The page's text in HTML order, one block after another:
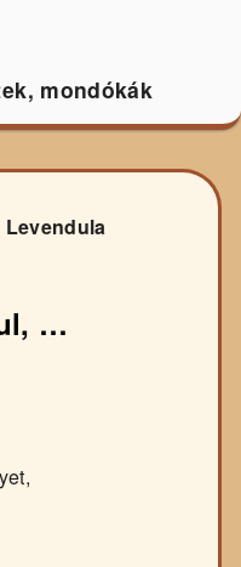
mondókák
Levendula
…